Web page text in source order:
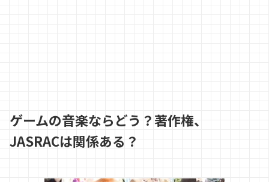
ゲームの音楽ならどう？著作権、
JASRACは関係ある？